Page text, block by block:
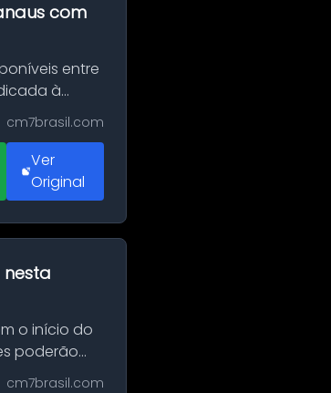
com
entre
à
cm7brasil.com
Ver
Original
nesta
o início do
poderão
cm7brasil.com